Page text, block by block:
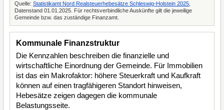
Quelle: Statistikamt Nord Realsteuerhebesätze Schleswig-Holstein 2025
Datenstand 01.01.2025. Für rechtsverbindliche Auskünfte gilt die jeweilige
Gemeinde bzw. das zuständige Finanzamt.
Kommunale Finanzstruktur
Die Kennzahlen beschreiben die finanzielle und
wirtschaftliche Einordnung der Gemeinde. Für Immobilien
ist das ein Makrofaktor: höhere Steuerkraft und Kaufkraft
können auf einen tragfähigeren Standort hinweisen,
Hebesätze zeigen dagegen die kommunale
Belastungsseite.